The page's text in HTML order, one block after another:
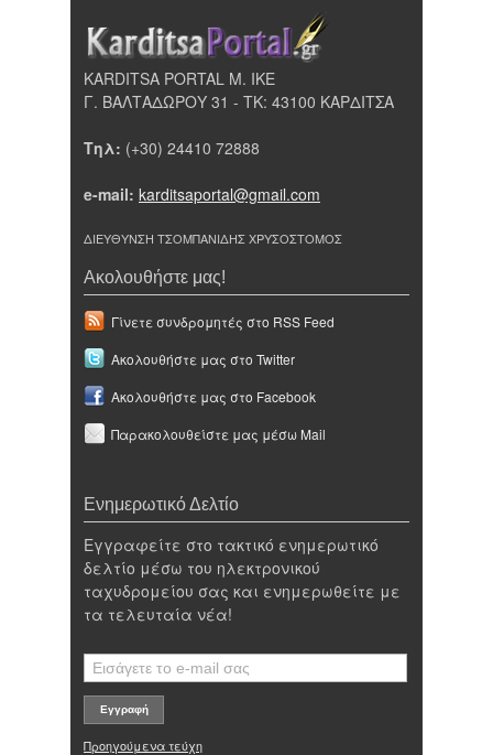
KARDITSA PORTAL Μ. ΙΚΕ
Γ. ΒΑΛΤΑΔΩΡΟΥ 31 - ΤΚ: 43100 ΚΑΡΔΙΤΣΑ
Τηλ: (+30) 24410 72888
e-mail: karditsaportal@gmail.com
ΔΙΕΥΘΥΝΣΗ ΤΣΟΜΠΑΝΙΔΗΣ ΧΡΥΣΟΣΤΟΜΟΣ
Ακολουθήστε μας!
Γίνετε συνδρομητές στο RSS Feed
Ακολουθήστε μας στο Twitter
Ακολουθήστε μας στο Facebook
Παρακολουθείστε μας μέσω Mail
Ενημερωτικό Δελτίο
Εγγραφείτε στο τακτικό ενημερωτικό
δελτίο μέσω του ηλεκτρονικού
ταχυδρομείου σας και ενημερωθείτε με
τα τελευταία νέα!
Προηγούμενα τεύχη